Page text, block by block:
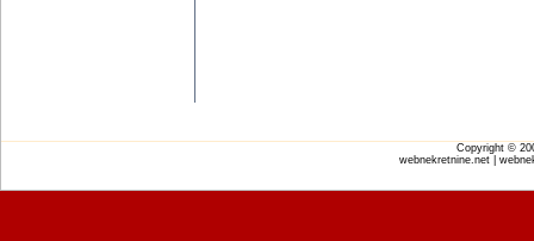
Copyright ©
webnekretnine.net |